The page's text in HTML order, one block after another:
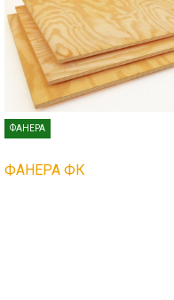
ФАНЕРА
ФАНЕРА ФК